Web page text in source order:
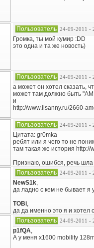
Пользователь 24-09-2011 -
Громка, ты мой кумир :DD
это одна и та же новость)
Пользователь 24-09-2011 -
а может он хотел сказать,
может там должно быть
и
http://www.ilsanny.ru/2660-
Пользователь 24-09-2011 -
Цитата: gr0mka
ребят или я чего то не
там такая же история
Признаю, ошибся, речь шла
Пользователь 24-09-2011 -
NewS1k,
да ладно с кем не бывает я
TOBi,
да да именно это я и хотел
Пользователь 24-09-2011 -
p1fQA,
А у меня x1600 mobility